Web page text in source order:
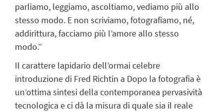
parliamo, leggiamo, ascoltiamo, vediamo più allo
stesso modo. E non scriviamo, fotografiamo, né,
addirittura, facciamo più l’amore allo stesso
modo.”
Il carattere lapidario dell’ormai celebre
introduzione di Fred Richtin a Dopo la fotografia è
un’ottima sintesi della contemporanea pervasività
tecnologica e ci dà la misura di quale sia il reale